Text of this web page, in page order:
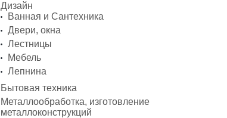
Дизайн
Ванная и Сантехника
Двери, окна
Лестницы
Мебель
Лепнина
Бытовая техника
Металлообработка, изготовление
металлоконструкций